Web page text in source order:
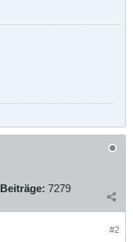
Beiträge: 7279
#2